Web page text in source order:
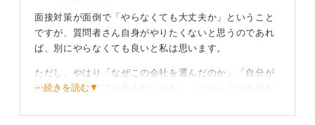
面接対策が面倒で「やらなくても大丈夫か」ということ
ですが、質問者さん自身がやりたくないと思うのであれ
ば、別にやらなくても良いと私は思います。
ただし、やはり「なぜこの会社を選んだのか」「自分が
どういうキャリアを歩みたいのか」「だからこの会社な
の質問に答えることはできません。
⋯続きを読む▼